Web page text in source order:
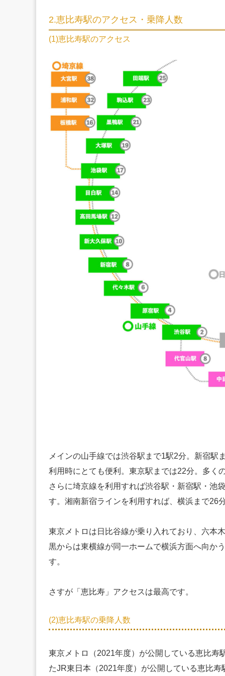
2.恵比寿駅のアクセス・乗降人数
(1)恵比寿駅のアクセス
メインの山手線では渋谷駅まで1駅2分。新宿駅
利用時にとても便利。東京駅までは22分。多く
さらに埼京線を利用すれば渋谷駅・新宿駅・池
す。湘南新宿ラインを利用すれば、横浜まで26
東京メトロは日比谷線が乗り入れており、六本
黒からは東横線が同一ホームで横浜方面へ向か
す。
さすが「恵比寿」アクセスは最高です。
(2)恵比寿駅の乗降人数
東京メトロ（2021年度）が公開している恵比寿
たJR東日本（2021年度）が公開している恵比